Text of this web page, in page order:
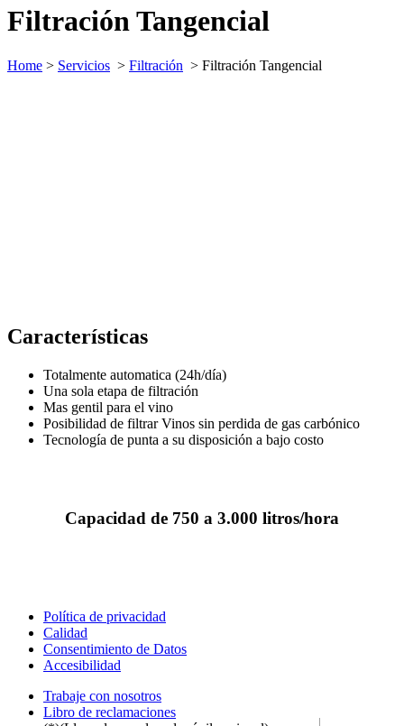
Filtración Tangencial
Home > Servicios > Filtración > Filtración Tangencial
Características
Totalmente automatica (24h/día)
Una sola etapa de filtración
Mas gentil para el vino
Posibilidad de filtrar Vinos sin perdida de gas carbónico
Tecnología de punta a su disposición a bajo costo
Capacidad de 750 a 3.000 litros/hora
Política de privacidad
Calidad
Consentimiento de Datos
Accesibilidad
Trabaje con nosotros
Libro de reclamaciones